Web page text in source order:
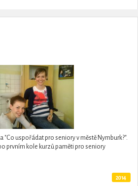
"Co uspořádat pro seniory v městě Nymburk?".
prvním kole kurzů paměti pro seniory
2014